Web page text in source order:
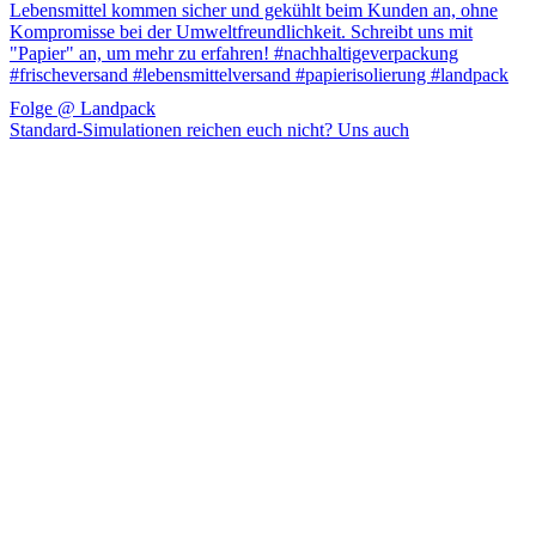
Folge @ Landpack
Standard-Simulationen reichen euch nicht? Uns auch